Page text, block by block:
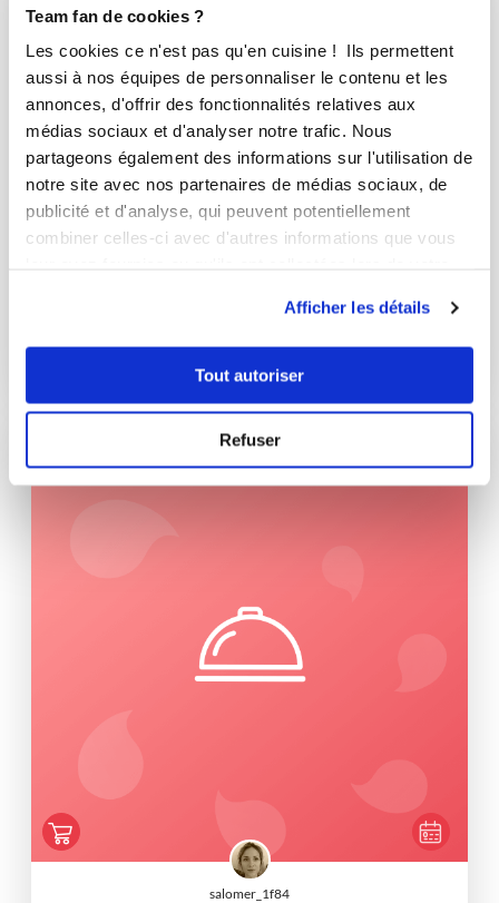
Team fan de cookies ?
Les cookies ce n'est pas qu'en cuisine ! Ils permettent
aussi à nos équipes de personnaliser le contenu et les
annonces, d'offrir des fonctionnalités relatives aux
médias sociaux et d'analyser notre trafic. Nous
partageons également des informations sur l'utilisation de
notre site avec nos partenaires de médias sociaux, de
publicité et d'analyse, qui peuvent potentiellement
combiner celles-ci avec d'autres informations que vous
Afficher les détails
Tout autoriser
Refuser
salomer_1f84
2
salomer_1f84